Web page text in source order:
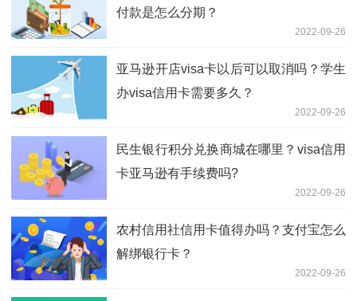
付款是怎么分期？
2022-09-26
亚马逊开店visa卡以后可以取消吗？学生
办visa信用卡需要多久？
2022-09-26
民生银行积分兑换商城在哪里？visa信用
卡亚马逊有手续费吗?
2022-09-26
农村信用社信用卡值得办吗？支付宝怎么
解绑银行卡？
2022-09-26